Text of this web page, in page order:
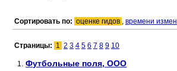
Сортировать по: оценке гидов , времени
Страницы: 1 2 3 4 5 6 7 8 9 10
1. Футбольные поля, ООО